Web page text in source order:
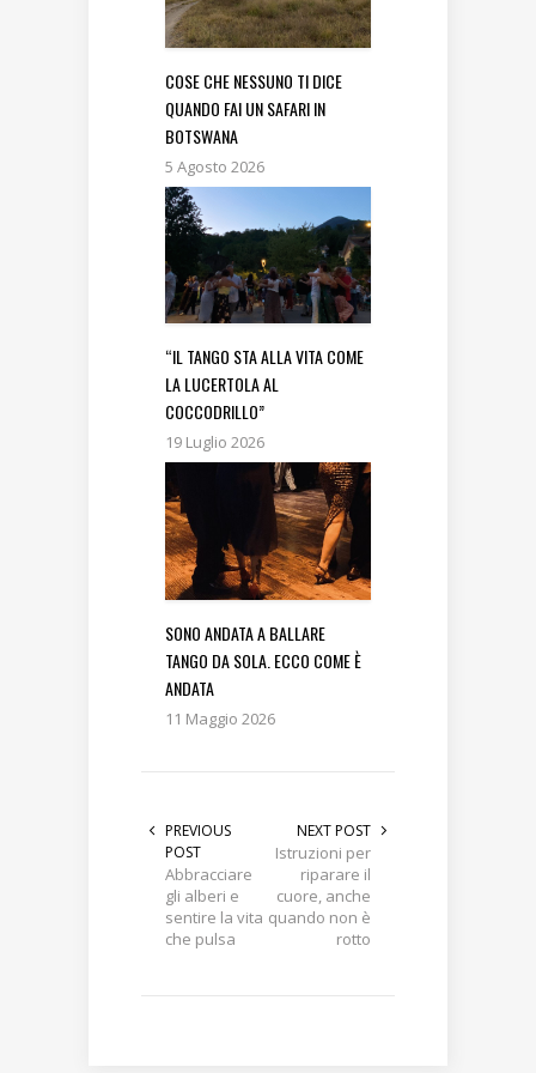
COSE CHE NESSUNO TI DICE
QUANDO FAI UN SAFARI IN
BOTSWANA
5 Agosto 2026
“IL TANGO STA ALLA VITA COME
LA LUCERTOLA AL
COCCODRILLO”
19 Luglio 2026
SONO ANDATA A BALLARE
TANGO DA SOLA. ECCO COME È
ANDATA
11 Maggio 2026
PREVIOUS
POST
Abbracciare
gli alberi e
sentire la vita
che pulsa
NEXT POST
Istruzioni per
riparare il
cuore, anche
quando non è
rotto